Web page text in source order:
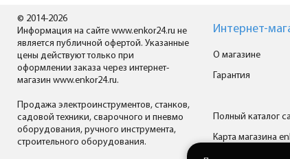
© 2014-2026
Информация на сайте www.enkor24.ru не
является публичной офертой. Указанные
цены действуют только при
оформлении заказа через интернет-
магазин www.enkor24.ru.
Продажа электроинструментов, станков,
садовой техники, сварочного и пневмо
оборудования, ручного инструмента,
строительного оборудования.
Интернет-
О магазине
Гарантия
Полный каталог
Карта магазина